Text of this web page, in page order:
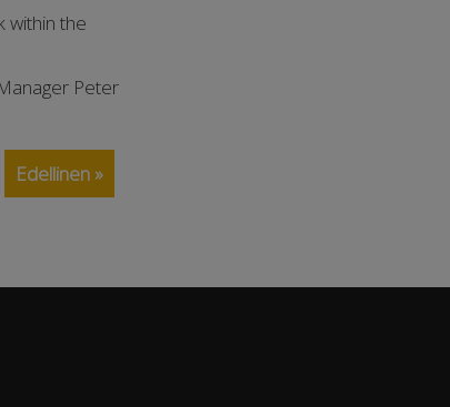
within the
Peter
Edellinen »